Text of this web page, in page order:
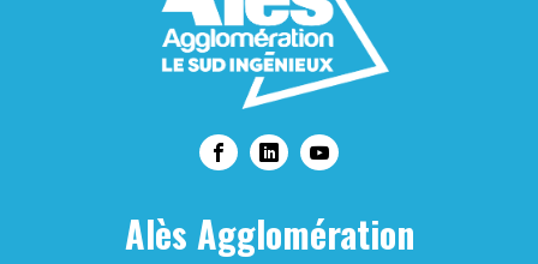
Alès Agglomération